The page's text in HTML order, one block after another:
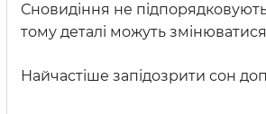
Сновидіння не
тому деталі можуть
Найчастіше запідозрити сон